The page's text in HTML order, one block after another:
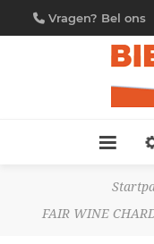
Vragen? Bel ons
09/230.88.44
FAIR WINE